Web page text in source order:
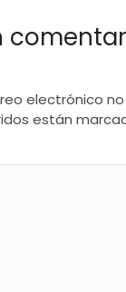
electrónico
están